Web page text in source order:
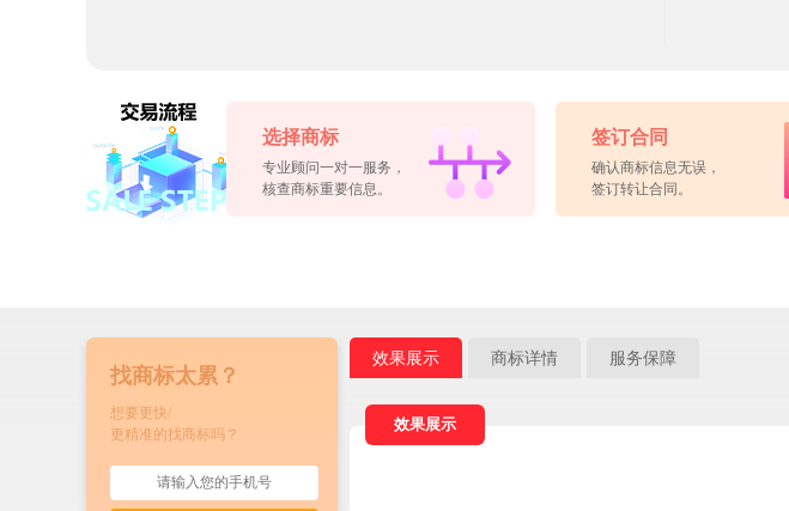
选择商标
专业顾问一对一服务，
核查商标重要信息。
签订合同
确认商标信息无误，
签订转让合同。
找商标太累？
想要更快/
更精准的找商标吗？
效果展示 商标详情 服务保障
效果展示